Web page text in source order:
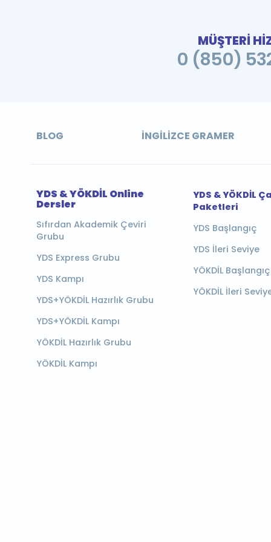
MÜŞTERİ
0 (850)
BLOG İNGILIZCE GRAMER
YDS & YÖKDİL Online
Dersler
Sıfırdan Akademik Çeviri
Grubu
YDS Express Grubu
YDS Kampı
YDS+YÖKDİL Hazırlık Grubu
YDS+YÖKDİL Kampı
YÖKDİL Hazırlık Grubu
YÖKDİL Kampı
YDS & YÖKDİL
Paketleri
YDS Başlangıç
YDS İleri Seviye
YÖKDİL Başlangıç
YÖKDİL İleri